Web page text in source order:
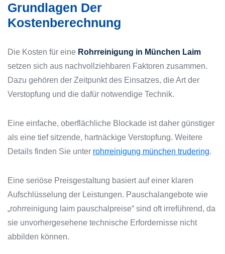
Grundlagen Der
Kostenberechnung
Die Kosten für eine Rohrreinigung in München Laim
setzen sich aus nachvollziehbaren Faktoren zusammen.
Dazu gehören der Zeitpunkt des Einsatzes, die Art der
Verstopfung und die dafür notwendige Technik.
Eine einfache, oberflächliche Blockade ist daher günstiger
als eine tief sitzende, hartnäckige Verstopfung. Weitere
Details finden Sie unter rohrreinigung münchen trudering.
Eine seriöse Preisgestaltung basiert auf einer klaren
Aufschlüsselung der Leistungen. Pauschalangebote wie
„rohrreinigung laim pauschalpreise“ sind oft irreführend, da
sie unvorhergesehene technische Erfordernisse nicht
abbilden können.